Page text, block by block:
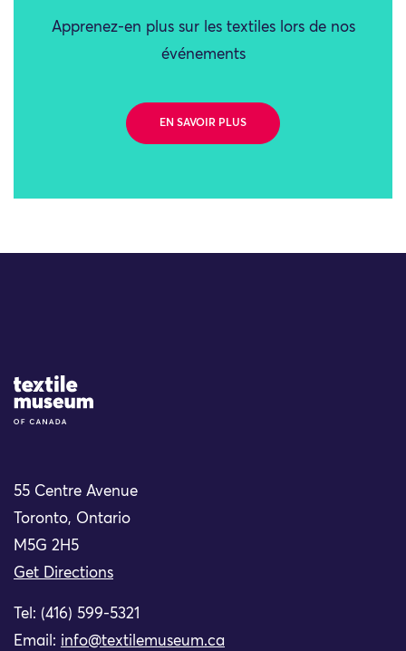
Apprenez-en plus sur les textiles lors de nos
événements
EN SAVOIR PLUS
Site Logo
55 Centre Avenue
Toronto, Ontario
M5G 2H5
Get Directions
Tel: (416) 599-5321
Email: info@textilemuseum.ca